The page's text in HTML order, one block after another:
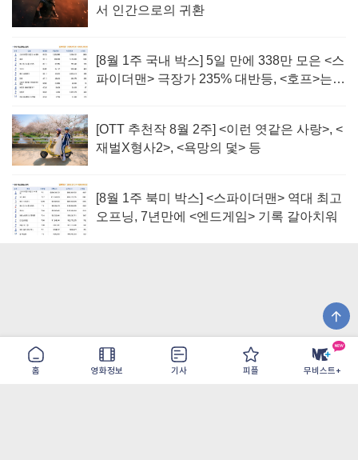
홈 영화정보 기사 피플 무비스트+
서 인간으로의 귀환
[8월 1주 국내 박스] 5일 만에 338만 모은 <스
파이더맨> 극장가 235% 대반등, <호프>는
[OTT 추천작 8월 2주] <이런 엿같은 사랑>, <
재벌X형사2>, <욕망의 덫> 등
[8월 1주 북미 박스] <스파이더맨> 역대 최고
오프닝, 7년만에 <엔드게임> 기록 갈아치워